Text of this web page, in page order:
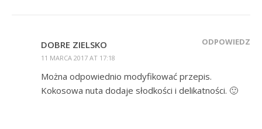
DOBRE ZIELSKO
11 MARCA 2017 AT 17:18
ODPOWIEDZ
Można odpowiednio modyfikować przepis.
Kokosowa nuta dodaje słodkości i delikatności. 🙂